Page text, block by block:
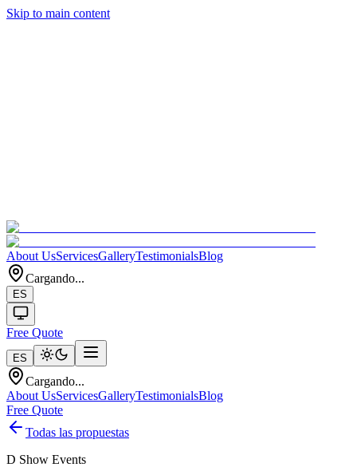
Skip to main content
About UsServicesGalleryTestimonialsBlog
Cargando...
ES
Free Quote
ES
Cargando...
About UsServicesGalleryTestimonialsBlog
Free Quote
Todas las propuestas
D Show Events